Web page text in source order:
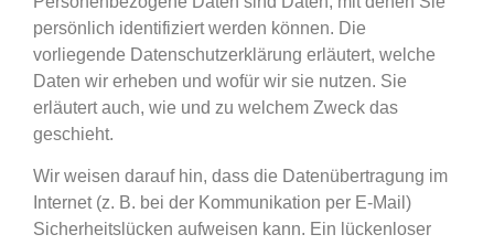
persönlich identifiziert werden können. Die
vorliegende Datenschutzerklärung erläutert, welche
Daten wir erheben und wofür wir sie nutzen. Sie
erläutert auch, wie und zu welchem Zweck das
geschieht.
Wir weisen darauf hin, dass die Datenübertragung im
Internet (z. B. bei der Kommunikation per E-Mail)
Sicherheitslücken aufweisen kann. Ein lückenloser